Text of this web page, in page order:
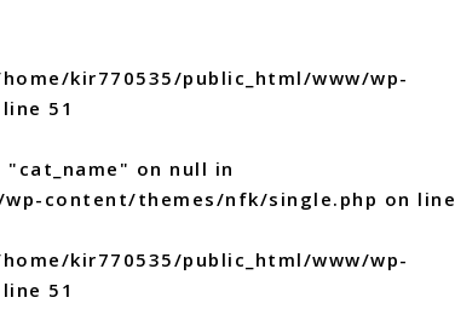
kir770535/public_html/www/wp-
51
on null in
content/themes/nfk/single.php on line
kir770535/public_html/www/wp-
51